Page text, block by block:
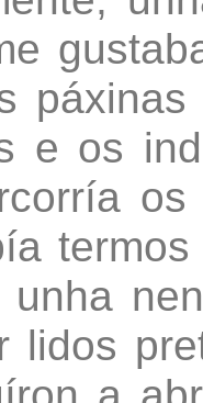
e os
lidos